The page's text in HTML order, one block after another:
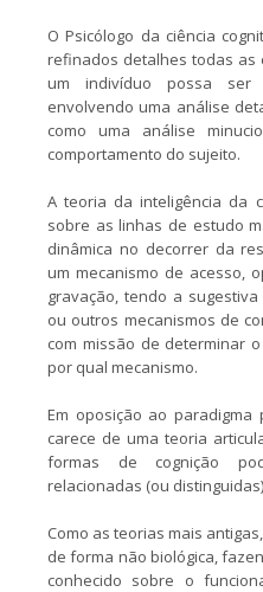
O Psicólogo da ciência
refinados detalhes todas as
um indivíduo possa ser
envolvendo uma análise
como uma análise
comportamento do sujeito.
A teoria da inteligência da
sobre as linhas de estudo
dinâmica no decorrer da
um mecanismo de acesso,
gravação, tendo a
ou outros mecanismos de
com missão de determinar
por qual mecanismo.
Em oposição ao paradigma
carece de uma teoria
formas de cognição
relacionadas (ou
Como as teorias mais
de forma não biológica,
conhecido sobre o